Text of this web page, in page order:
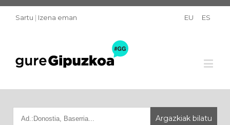
Sartu | Izena eman EU ES